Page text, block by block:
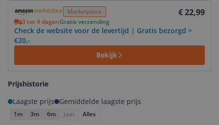
Marketplace € 22,99
3 tot 4 dagenGratis verzending
Check de website voor de levertijd | Gratis bezorgd >
€20,-
Bekijk
Prijshistorie
Laagste prijs
Gemiddelde laagste prijs
1m 3m 6m Jaar Alles